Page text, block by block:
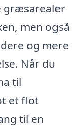
græsarealer
men også
og mere
Når du
til
et flot
til en